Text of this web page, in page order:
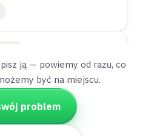
zmywarki spod szafki
i dokręciliśmy podejście,
przecieku.
ją — powiemy od razu, co
być na miejscu.
problem